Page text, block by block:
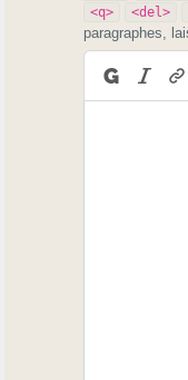
<q> <del>
paragraphes,